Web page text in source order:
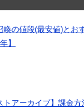
喚の値段(最安値)とお
】
トアーカイブ】課金